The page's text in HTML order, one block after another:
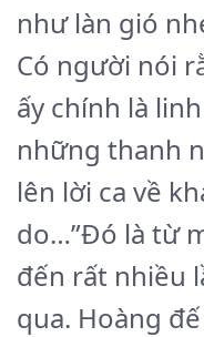
như làn gió
Có người nói
ấy chính là
những thanh
lên lời ca về
do…”Đó là từ
đến rất nhiều
qua. Hoàng